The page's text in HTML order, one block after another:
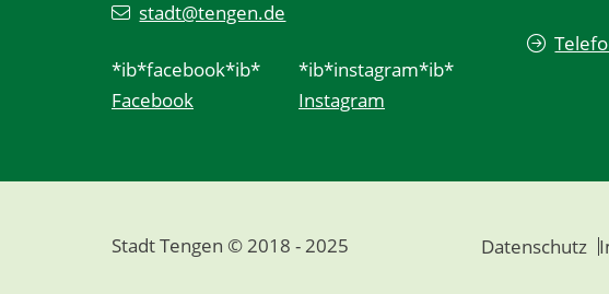
stadt@tengen.de
*ib*facebook*ib*
Facebook
*ib*instagram*ib*
Instagram
Stadt Tengen © 2018 - 2025 Datenschutz